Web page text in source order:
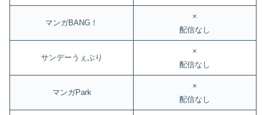
マンガBANG！
×
配信なし
サンデーうぇぶり
×
配信なし
マンガPark
×
配信なし